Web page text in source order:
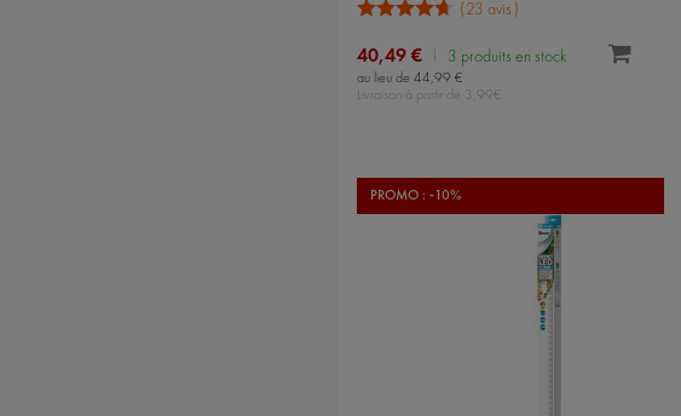
23 avis
40,49 € 3 produits en stock
au lieu de 44,99 €
Livraison à partir de 3,99€
PROMO : -10%